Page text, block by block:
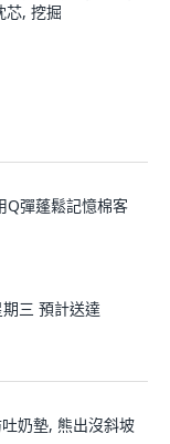
芯, 挖掘
Q彈蓬鬆記憶棉客
三 預計送達
奶墊, 熊出沒斜坡